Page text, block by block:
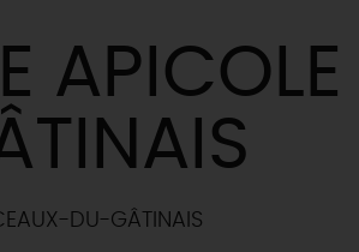
DU-GÂTINAIS